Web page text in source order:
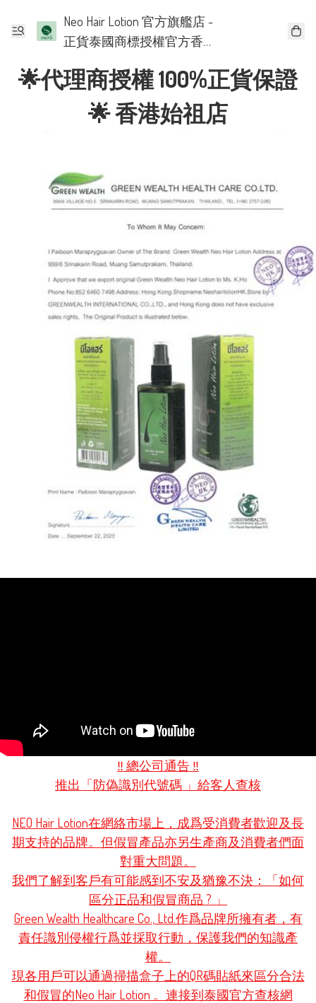
Neo Hair Lotion 官方旗艦店 -
正貨泰國商標授權官方香
🌟代理商授權 100%正貨保證
🌟 香港始祖店
‼️ 總公司通告 ‼️
推出「防偽識別代號碼 」給客人查核
NEO Hair Lotion在網絡市場上，成爲受消費者歡迎及長
期支持的品牌。但假冒產品亦另生產商及消費者們面
對重大問題。
我們了解到客戶有可能感到不安及猶豫不決：「如何
區分正品和假冒商品 ? 」
Green Wealth Healthcare Co., Ltd.作爲品牌所擁有者，有
責任識別侵權行爲並採取行動，保護我們的知識產
權。
現各用戶可以通過掃描盒子上的QR碼貼紙來區分合法
和假冒的Neo Hair Lotion 。連接到泰國官方查核網